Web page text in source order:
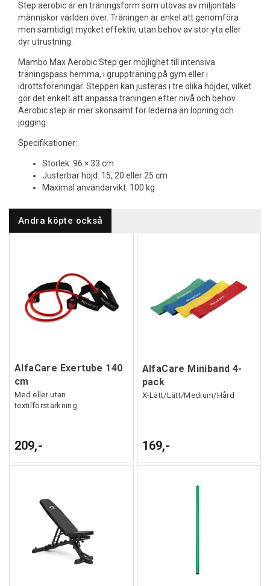
Step aerobic är en träningsform som utövas av miljontals
människor världen över. Träningen är enkel att genomföra
men samtidigt mycket effektiv, utan behov av stor yta eller
dyr utrustning.
Mambo Max Aerobic Step ger möjlighet till intensiva
träningspass hemma, i gruppträning på gym eller i
idrottsföreningar. Steppen kan justeras i tre olika höjder, vilket
gör det enkelt att anpassa träningen efter nivå och behov.
Aerobic step är mer skonsamt för lederna än löpning och
jogging.
Specifikationer:
Storlek: 96 × 33 cm
Justerbar höjd: 15, 20 eller 25 cm
Maximal användarvikt: 100 kg
Andra köpte också
AlfaCare Exertube 140
cm
Med eller utan
textilförstärkning
209,-
AlfaCare Miniband 4-
pack
X-Lätt/Lätt/Medium/Hård
169,-